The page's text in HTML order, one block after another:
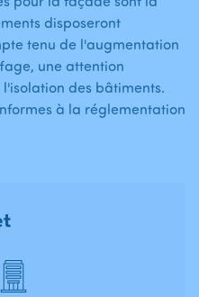
disposeront
tenu de l'augmentation
une attention
des bâtiments.
à la réglementation